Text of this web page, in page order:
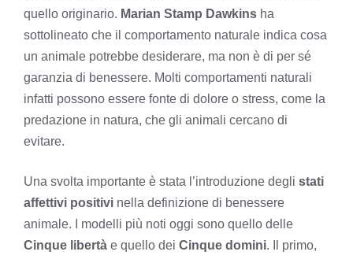
quello originario. Marian Stamp Dawkins ha
sottolineato che il comportamento naturale indica cosa
un animale potrebbe desiderare, ma non è di per sé
garanzia di benessere. Molti comportamenti naturali
infatti possono essere fonte di dolore o stress, come la
predazione in natura, che gli animali cercano di
evitare.
Una svolta importante è stata l’introduzione degli stati
affettivi positivi nella definizione di benessere
animale. I modelli più noti oggi sono quello delle
Cinque libertà e quello dei Cinque domini. Il primo,